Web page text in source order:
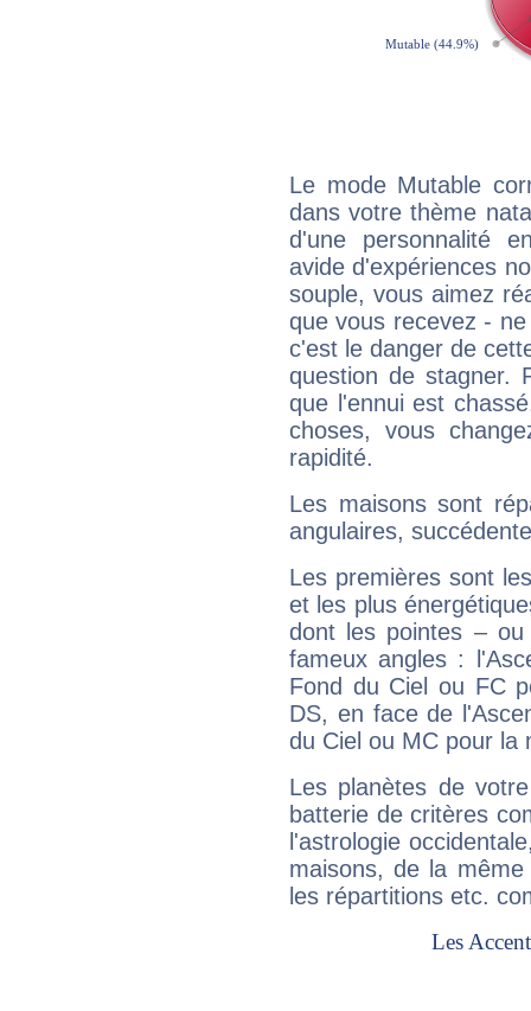
Le mode Mutable
dans votre thème
d'une personnalité
avide d'expériences
souple, vous aimez
que vous recevez -
c'est le danger de
question de stagner.
que l'ennui est
choses, vous
rapidité.
Les maisons sont
angulaires,
Les premières sont
et les plus
dont les pointes –
fameux angles :
Fond du Ciel ou FC
DS, en face de
du Ciel ou MC pour la
Les planètes de
batterie de critères
l'astrologie
maisons, de la
les répartitions etc.